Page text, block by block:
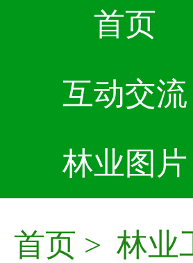
首页
互动交流
林业图片
首页 > 林业